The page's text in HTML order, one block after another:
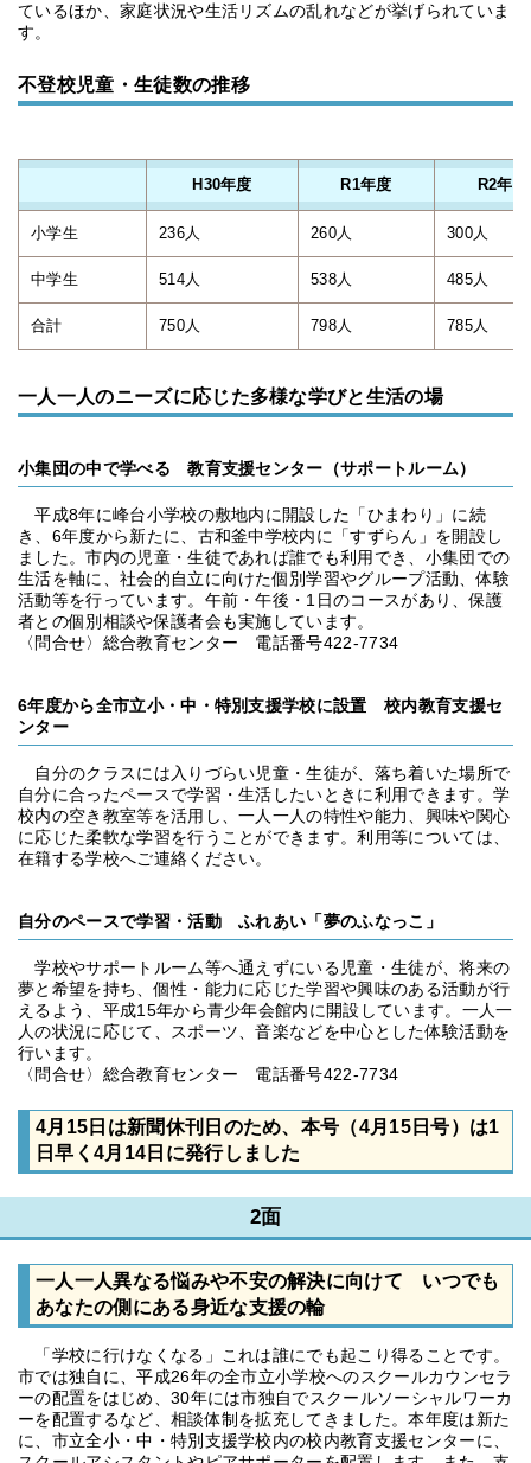
ているほか、家庭状況や生活リズムの乱れなどが挙げられていま
す。
不登校児童・生徒数の推移
H30年度 R1年度 R2年度
小学生 236人 260人 300人
中学生 514人 538人 485人
合計 750人 798人 785人
一人一人のニーズに応じた多様な学びと生活の場
小集団の中で学べる 教育支援センター（サポートルーム）
平成8年に峰台小学校の敷地内に開設した「ひまわり」に続
き、6年度から新たに、古和釜中学校内に「すずらん」を開設し
ました。市内の児童・生徒であれば誰でも利用でき、小集団での
生活を軸に、社会的自立に向けた個別学習やグループ活動、体験
活動等を行っています。午前・午後・1日のコースがあり、保護
者との個別相談や保護者会も実施しています。
〈問合せ〉総合教育センター 電話番号422-7734
6年度から全市立小・中・特別支援学校に設置 校内教育支援セ
ンター
自分のクラスには入りづらい児童・生徒が、落ち着いた場所で
自分に合ったペースで学習・生活したいときに利用できます。学
校内の空き教室等を活用し、一人一人の特性や能力、興味や関心
に応じた柔軟な学習を行うことができます。利用等については、
在籍する学校へご連絡ください。
自分のペースで学習・活動 ふれあい「夢のふなっこ」
学校やサポートルーム等へ通えずにいる児童・生徒が、将来の
夢と希望を持ち、個性・能力に応じた学習や興味のある活動が行
えるよう、平成15年から青少年会館内に開設しています。一人一
人の状況に応じて、スポーツ、音楽などを中心とした体験活動を
行います。
〈問合せ〉総合教育センター 電話番号422-7734
4月15日は新聞休刊日のため、本号（4月15日号）は1
日早く4月14日に発行しました
2面
一人一人異なる悩みや不安の解決に向けて いつでも
あなたの側にある身近な支援の輪
「学校に行けなくなる」これは誰にでも起こり得ることです。
市では独自に、平成26年の全市立小学校へのスクールカウンセラ
ーの配置をはじめ、30年には市独自でスクールソーシャルワーカ
ーを配置するなど、相談体制を拡充してきました。本年度は新た
に、市立全小・中・特別支援学校内の校内教育支援センターに、